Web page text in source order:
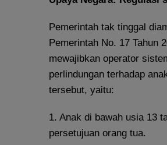
Pemerintah tak tinggal
Pemerintah No. 17 Tahun
mewajibkan operator
perlindungan terhadap
tersebut, yaitu:
1. Anak di bawah usia 13
persetujuan orang tua.